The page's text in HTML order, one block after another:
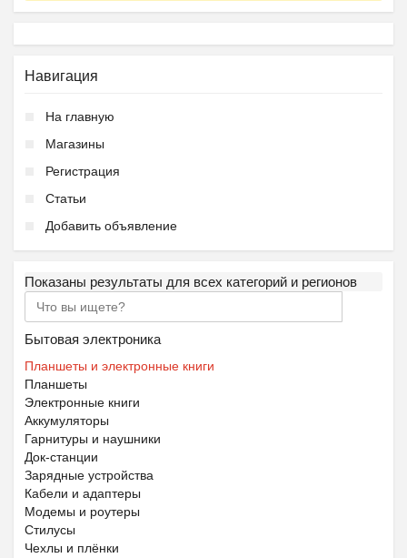
Навигация
На главную
Магазины
Регистрация
Статьи
Добавить объявление
Показаны результаты для всех категорий и регионов
Бытовая электроника
Планшеты и электронные книги
Планшеты
Электронные книги
Аккумуляторы
Гарнитуры и наушники
Док-станции
Зарядные устройства
Кабели и адаптеры
Модемы и роутеры
Стилусы
Чехлы и плёнки